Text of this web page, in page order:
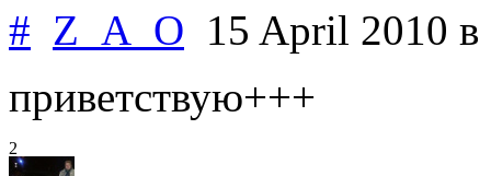
# Z_A_O 15 April 2010 в
приветствую+++
2